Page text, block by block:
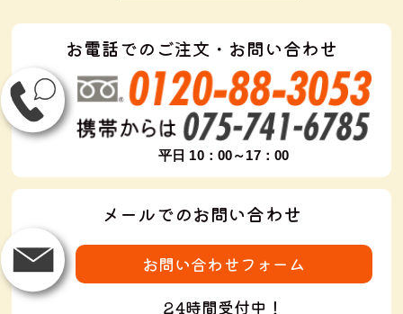
お電話でのご注文・お問い合わせ
平日 10：00～17：00
メールでのお問い合わせ
お問い合わせフォーム
24時間受付中！